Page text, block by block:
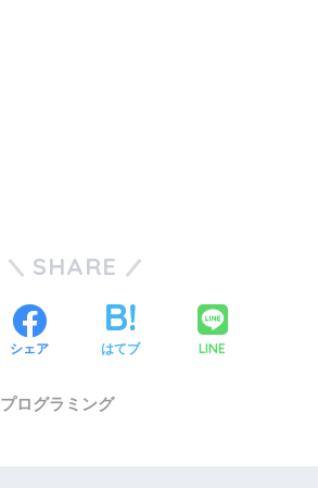
SHARE
シェア はてブ LINE
プログラミング